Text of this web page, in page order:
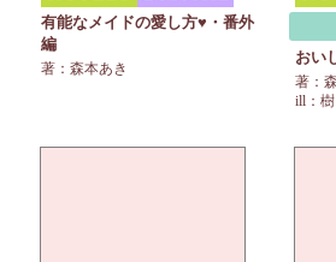
有能なメイドの愛し方♥・番外
編
著：森本あき
おい
著：
ill：